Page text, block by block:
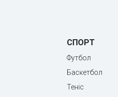
СПОРТ
Футбол
Баскетбол
Теніс